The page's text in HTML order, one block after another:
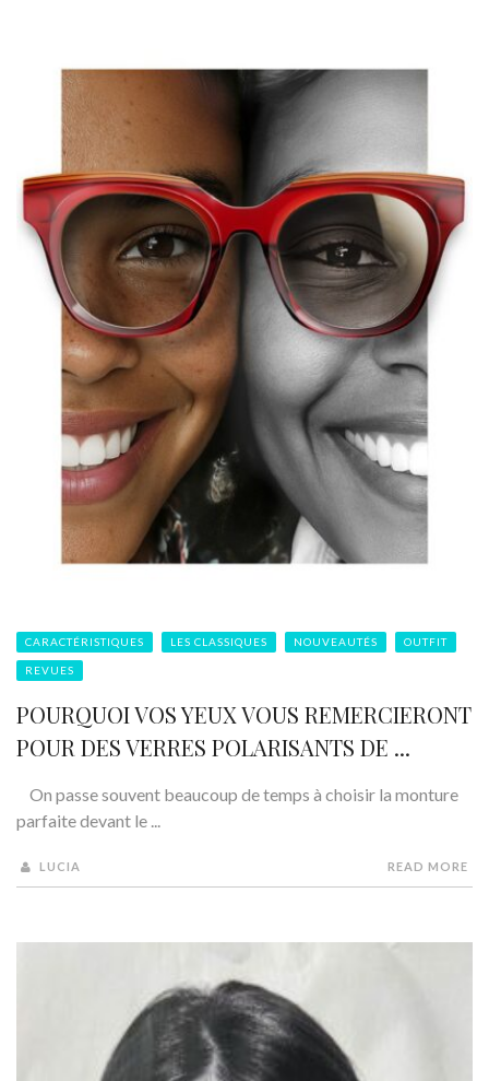
CARACTÉRISTIQUES LES CLASSIQUES NOUVEAUTÉS OUTFIT
REVUES
POURQUOI VOS YEUX VOUS REMERCIERONT
POUR DES VERRES POLARISANTS DE ...
On passe souvent beaucoup de temps à choisir la monture
parfaite devant le ...
LUCIA READ MORE